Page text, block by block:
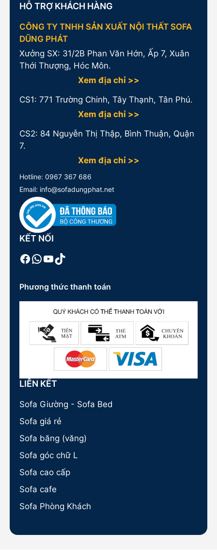
HỖ TRỢ KHÁCH HÀNG
CÔNG TY TNHH SẢN XUẤT NỘI THẤT SOFA
DŨNG PHÁT
Xưởng SX: 31/2B Phan Văn Hớn, Ấp 7, Xuân
Thới Thượng, Hóc Môn.
Xem địa chỉ >>
CS1: 771 Trường Chinh, Tây Thạnh, Tân Phú.
Xem địa chỉ >>
CS2: 84 Nguyễn Thị Thập, Bình Thuận, Quận
7.
Xem địa chỉ >>
Hotline: 0967 367 686
Email: info@sofadungphat.net
KẾT NỐI
Facebook
WhatsApp
Youtube
TikTok
Phương thức thanh toán
LIÊN KẾT
Sofa Giường - Sofa Bed
Sofa giá rẻ
Sofa băng (văng)
Sofa góc chữ L
Sofa cao cấp
Sofa cafe
Sofa Phòng Khách